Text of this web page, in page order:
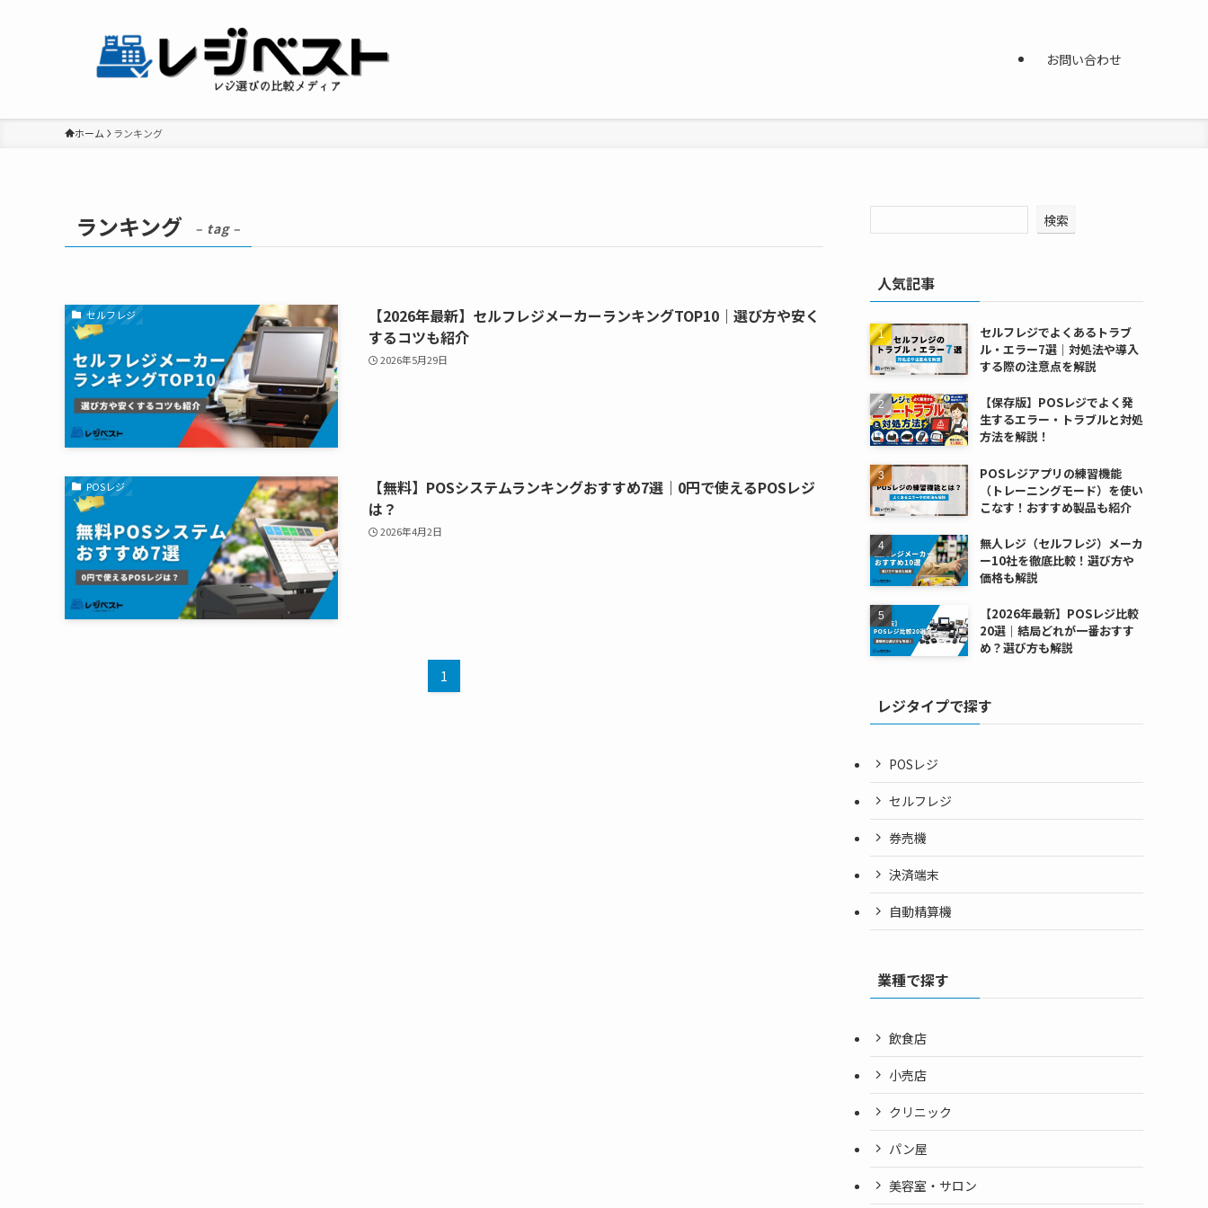
お問い合わせ
ホーム ランキング
ランキング – tag –
セルフレジ
【2026年最新】セルフレジメーカーランキングTOP10｜選び方や安く
するコツも紹介
2026年5月29日
POSレジ
【無料】POSシステムランキングおすすめ7選｜0円で使えるPOSレジ
は？
2026年4月2日
1
検索
人気記事
セルフレジでよくあるトラブ
ル・エラー7選｜対処法や導入
する際の注意点を解説
【保存版】POSレジでよく発
生するエラー・トラブルと対処
方法を解説！
POSレジアプリの練習機能
（トレーニングモード）を使い
こなす！おすすめ製品も紹介
無人レジ（セルフレジ）メーカ
ー10社を徹底比較！選び方や
価格も解説
【2026年最新】POSレジ比較
20選｜結局どれが一番おすす
め？選び方も解説
レジタイプで探す
POSレジ
セルフレジ
券売機
決済端末
自動精算機
業種で探す
飲食店
小売店
クリニック
パン屋
美容室・サロン